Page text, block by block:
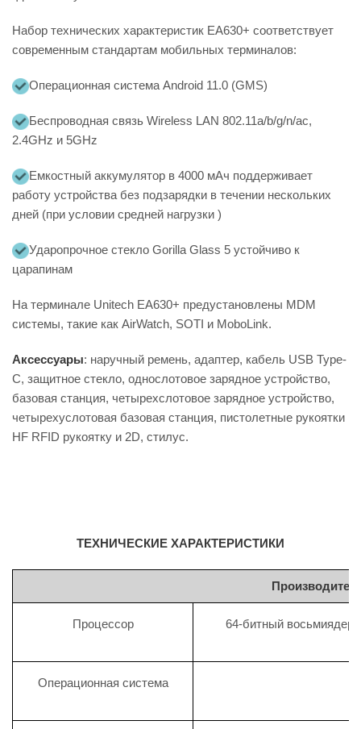
Набор технических характеристик EA630+ соответствует
современным стандартам мобильных терминалов:
Операционная система Android 11.0 (GMS)
Беспроводная связь Wireless LAN 802.11a/b/g/n/ac,
2.4GHz и 5GHz
Емкостный аккумулятор в 4000 мАч поддерживает
работу устройства без подзарядки в течении нескольких
дней (при условии средней нагрузки )
Ударопрочное стекло Gorilla Glass 5 устойчиво к
царапинам
На терминале Unitech EA630+ предустановлены MDM
системы, такие как AirWatch, SOTI и MoboLink.
Аксессуары: наручный ремень, адаптер, кабель USB Type-
C, защитное стекло, однослотовое зарядное устройство,
базовая станция, четырехслотовое зарядное устройство,
четырехуслотовая базовая станция, пистолетные рукоятки
HF RFID рукоятку и 2D, стилус.
ТЕХНИЧЕСКИЕ ХАРАКТЕРИСТИКИ
Процессор 64-битный
Операционная система